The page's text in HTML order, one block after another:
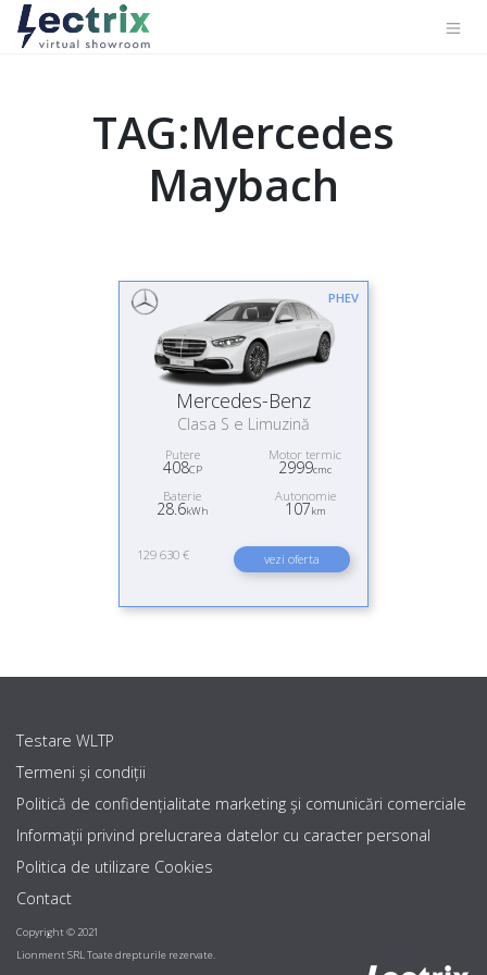
TAG:Mercedes
Maybach
PHEV
Mercedes-Benz
Clasa S e Limuzină
Putere
408CP
Motor termic
2999cmc
Baterie
28.6kWh
Autonomie
107km
129 630 € vezi oferta
Testare WLTP
Termeni și condiții
Politică de confidențialitate marketing şi comunicări comerciale
Informaţii privind prelucrarea datelor cu caracter personal
Politica de utilizare Cookies
Contact
Copyright © 2021
Lionment SRL Toate drepturile rezervate.